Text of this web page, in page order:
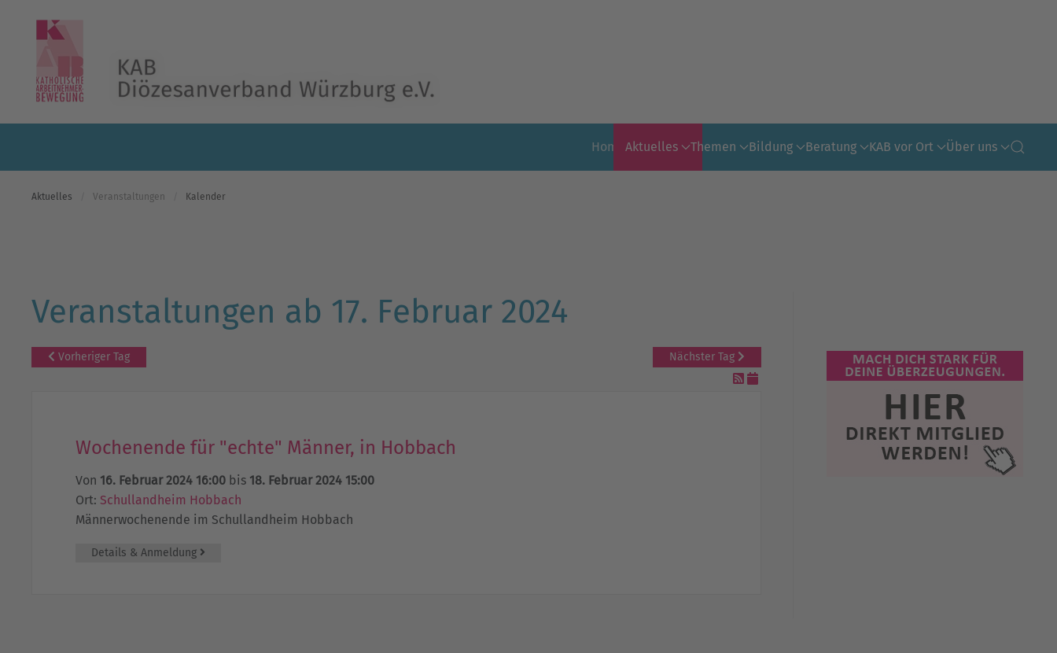
Skip to main content
Home Aktuelles Themen Bildung Beratung KAB vor Ort Über uns
Aktuelles Veranstaltungen Kalender
Veranstaltungen ab 17. Februar 2024
Vorheriger Tag Nächster Tag
Wochenende für "echte" Männer, in Hobbach
Von 16. Februar 2024 16:00 bis 18. Februar 2024 15:00
Ort: Schullandheim Hobbach
Männerwochenende im Schullandheim Hobbach
Details & Anmeldung